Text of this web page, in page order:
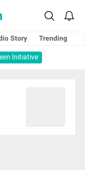
Story
Trending
Initiative